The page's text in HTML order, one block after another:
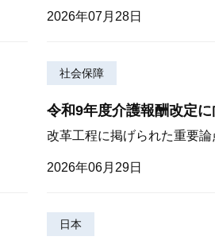
2026年07月28日
社会保障
令和9年度介護報酬改定
改革工程に掲げられた重要
2026年06月29日
日本